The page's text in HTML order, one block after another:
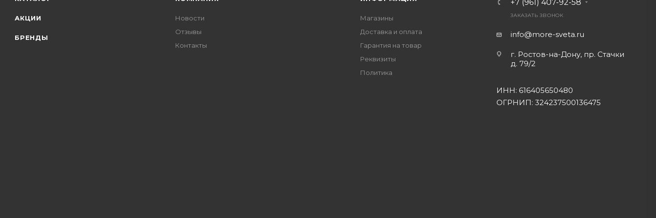
АКЦИИ
БРЕНДЫ
Новости
Отзывы
Контакты
Магазины
Доставка и оплата
Гарантия на товар
Реквизиты
Политика
+7 (961) 407-92-58
ЗАКАЗАТЬ ЗВОНОК
info@more-sveta.ru
г. Ростов-на-Дону, пр. Стачки
д. 79/2
ИНН: 616405650480
ОГРНИП: 324237500136475